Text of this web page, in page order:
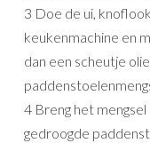
3 Doe de ui,
keukenmachine en
dan een scheutje
4 Breng het
gedroogde